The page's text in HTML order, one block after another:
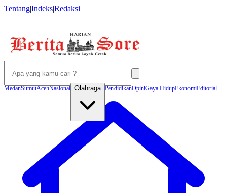
Tentang|Indeks|Redaksi
MedanSumutAcehNasional Olahraga PendidikanOpiniGaya HidupEkonomiEditorial